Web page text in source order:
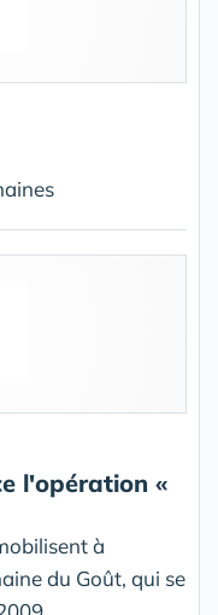
l'opération «
à
du Goût, qui se